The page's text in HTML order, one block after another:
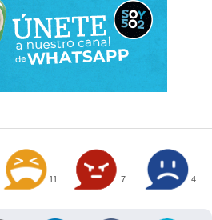
11 7 4